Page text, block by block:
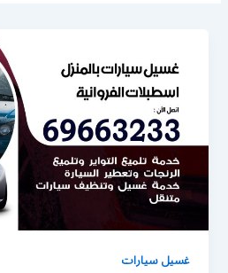
غسيل سيارات